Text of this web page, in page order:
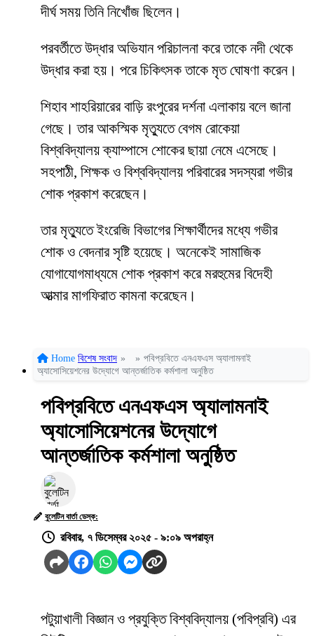
দীর্ঘ সময় তিনি নিখোঁজ ছিলেন।
পরবর্তীতে উদ্ধার অভিযান পরিচালনা করে তাকে নদী থেকে
উদ্ধার করা হয়। পরে চিকিৎসক তাকে মৃত ঘোষণা করেন।
শিহাব শাহরিয়ারের বাড়ি রংপুরের দর্শনা এলাকায় বলে জানা
গেছে। তার আকস্মিক মৃত্যুতে বেগম রোকেয়া
বিশ্ববিদ্যালয় ক্যাম্পাসে শোকের ছায়া নেমে এসেছে।
সহপাঠী, শিক্ষক ও বিশ্ববিদ্যালয় পরিবারের সদস্যরা গভীর
শোক প্রকাশ করেছেন।
তার মৃত্যুতে ইংরেজি বিভাগের শিক্ষার্থীদের মধ্যে গভীর
শোক ও বেদনার সৃষ্টি হয়েছে। অনেকেই সামাজিক
যোগাযোগমাধ্যমে শোক প্রকাশ করে মরহুমের বিদেহী
আত্মার মাগফিরাত কামনা করেছেন।
Home বিশেষ সংবাদ » » পবিপ্রবিতে এনএফএস অ্যালামনাই
অ্যাসোসিয়েশনের উদ্যোগে আন্তর্জাতিক কর্মশালা অনুষ্ঠিত
পবিপ্রবিতে এনএফএস অ্যালামনাই
অ্যাসোসিয়েশনের উদ্যোগে
আন্তর্জাতিক কর্মশালা অনুষ্ঠিত
বুলেটিন বার্তা ডেস্ক:
রবিবার, ৭ ডিসেম্বর ২০২৫ - ৯:০৯ অপরাহ্ন
পটুয়াখালী বিজ্ঞান ও প্রযুক্তি বিশ্ববিদ্যালয় (পবিপ্রবি) এর